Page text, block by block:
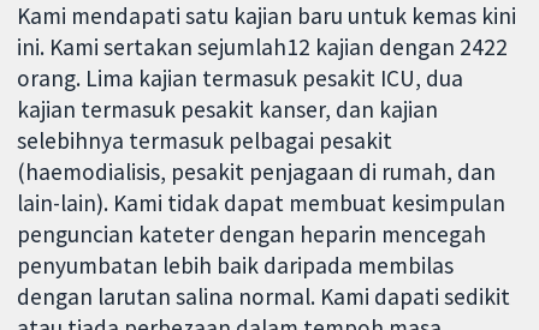
Kami mendapati satu kajian baru untuk kemas kini
ini. Kami sertakan sejumlah12 kajian dengan 2422
orang. Lima kajian termasuk pesakit ICU, dua
kajian termasuk pesakit kanser, dan kajian
selebihnya termasuk pelbagai pesakit
(haemodialisis, pesakit penjagaan di rumah, dan
lain-lain). Kami tidak dapat membuat kesimpulan
penguncian kateter dengan heparin mencegah
penyumbatan lebih baik daripada membilas
dengan larutan salina normal. Kami dapati sedikit